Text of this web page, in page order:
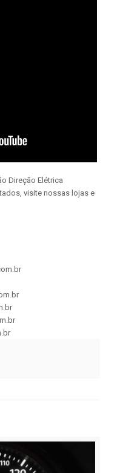
Direção Elétrica
visite nossas lojas e